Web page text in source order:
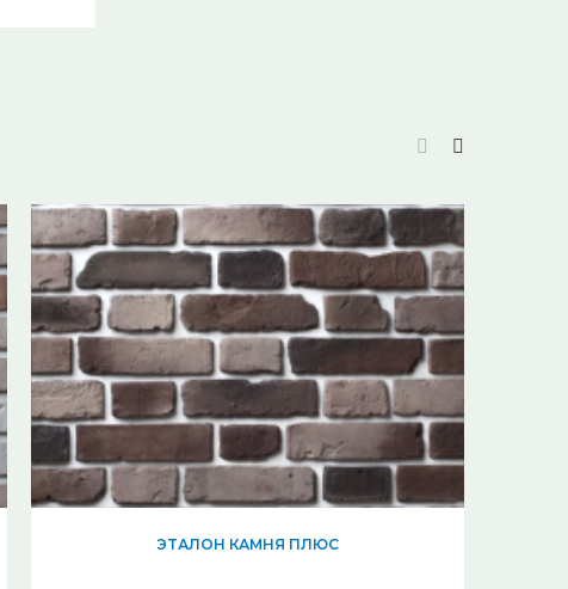
ЭТАЛОН КАМНЯ ПЛЮС